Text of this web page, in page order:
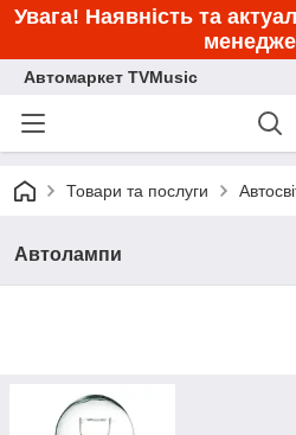
Увага! Наявність та
Автомаркет TVMusic
Товари та послуги
Автолампи